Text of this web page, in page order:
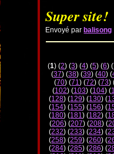
Super site!
Envoyé par balisong
(1) (2) (3) (4) (5) (6) (
(37) (38) (39) (40) (
(70) (71) (72) (73)
(102) (103) (104) (
(128) (129) (130) (
(154) (155) (156) (
(180) (181) (182) (
(206) (207) (208) (
(232) (233) (234) (
(258) (259) (260) (
(284) (285) (286) (